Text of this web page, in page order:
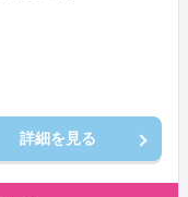
詳細を見る